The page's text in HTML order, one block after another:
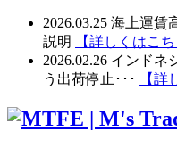
2026.03.25 海上運賃
説明
【詳しくはこち
2026.02.26 インドネ
う出荷停止･･･
【詳